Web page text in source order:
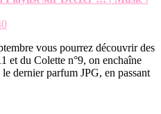
vous pourrez découvrir des
et du Colette n°9, on enchaîne
dernier parfum JPG, en passant